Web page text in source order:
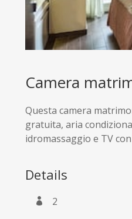
Camera
Questa camera
gratuita, aria
idromassaggio e TV
Details
2